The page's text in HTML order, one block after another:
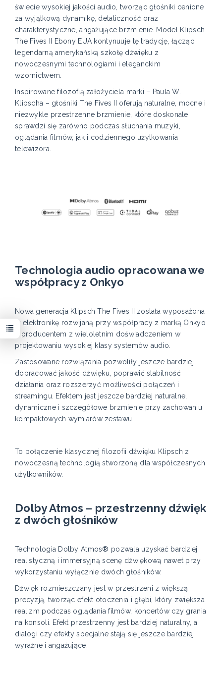
świecie wysokiej jakości audio, tworząc głośniki cenione
za wyjątkową dynamikę, detaliczność oraz
charakterystyczne, angażujące brzmienie. Model Klipsch
The Fives II Ebony EUA kontynuuje tę tradycję, łącząc
legendarną amerykańską szkołę dźwięku z
nowoczesnymi technologiami i eleganckim
wzornictwem.
Inspirowane filozofią założyciela marki – Paula W.
Klipscha – głośniki The Fives II oferują naturalne, mocne i
niezwykle przestrzenne brzmienie, które doskonale
sprawdzi się zarówno podczas słuchania muzyki,
oglądania filmów, jak i codziennego użytkowania
telewizora.
Technologia audio opracowana we
współpracy z Onkyo
Nowa generacja Klipsch The Fives II została wyposażona
w elektronikę rozwijaną przy współpracy z marką Onkyo
– producentem z wieloletnim doświadczeniem w
projektowaniu wysokiej klasy systemów audio.
Zastosowane rozwiązania pozwoliły jeszcze bardziej
dopracować jakość dźwięku, poprawić stabilność
działania oraz rozszerzyć możliwości połączeń i
streamingu. Efektem jest jeszcze bardziej naturalne,
dynamiczne i szczegółowe brzmienie przy zachowaniu
kompaktowych wymiarów zestawu.
To połączenie klasycznej filozofii dźwięku Klipsch z
nowoczesną technologią stworzoną dla współczesnych
użytkowników.
Dolby Atmos – przestrzenny dźwięk
z dwóch głośników
Technologia Dolby Atmos® pozwala uzyskać bardziej
realistyczną i immersyjną scenę dźwiękową nawet przy
wykorzystaniu wyłącznie dwóch głośników.
Dźwięk rozmieszczany jest w przestrzeni z większą
precyzją, tworząc efekt otoczenia i głębi, który zwiększa
realizm podczas oglądania filmów, koncertów czy grania
na konsoli. Efekt przestrzenny jest bardziej naturalny, a
dialogi czy efekty specjalne stają się jeszcze bardziej
wyraźne i angażujące.